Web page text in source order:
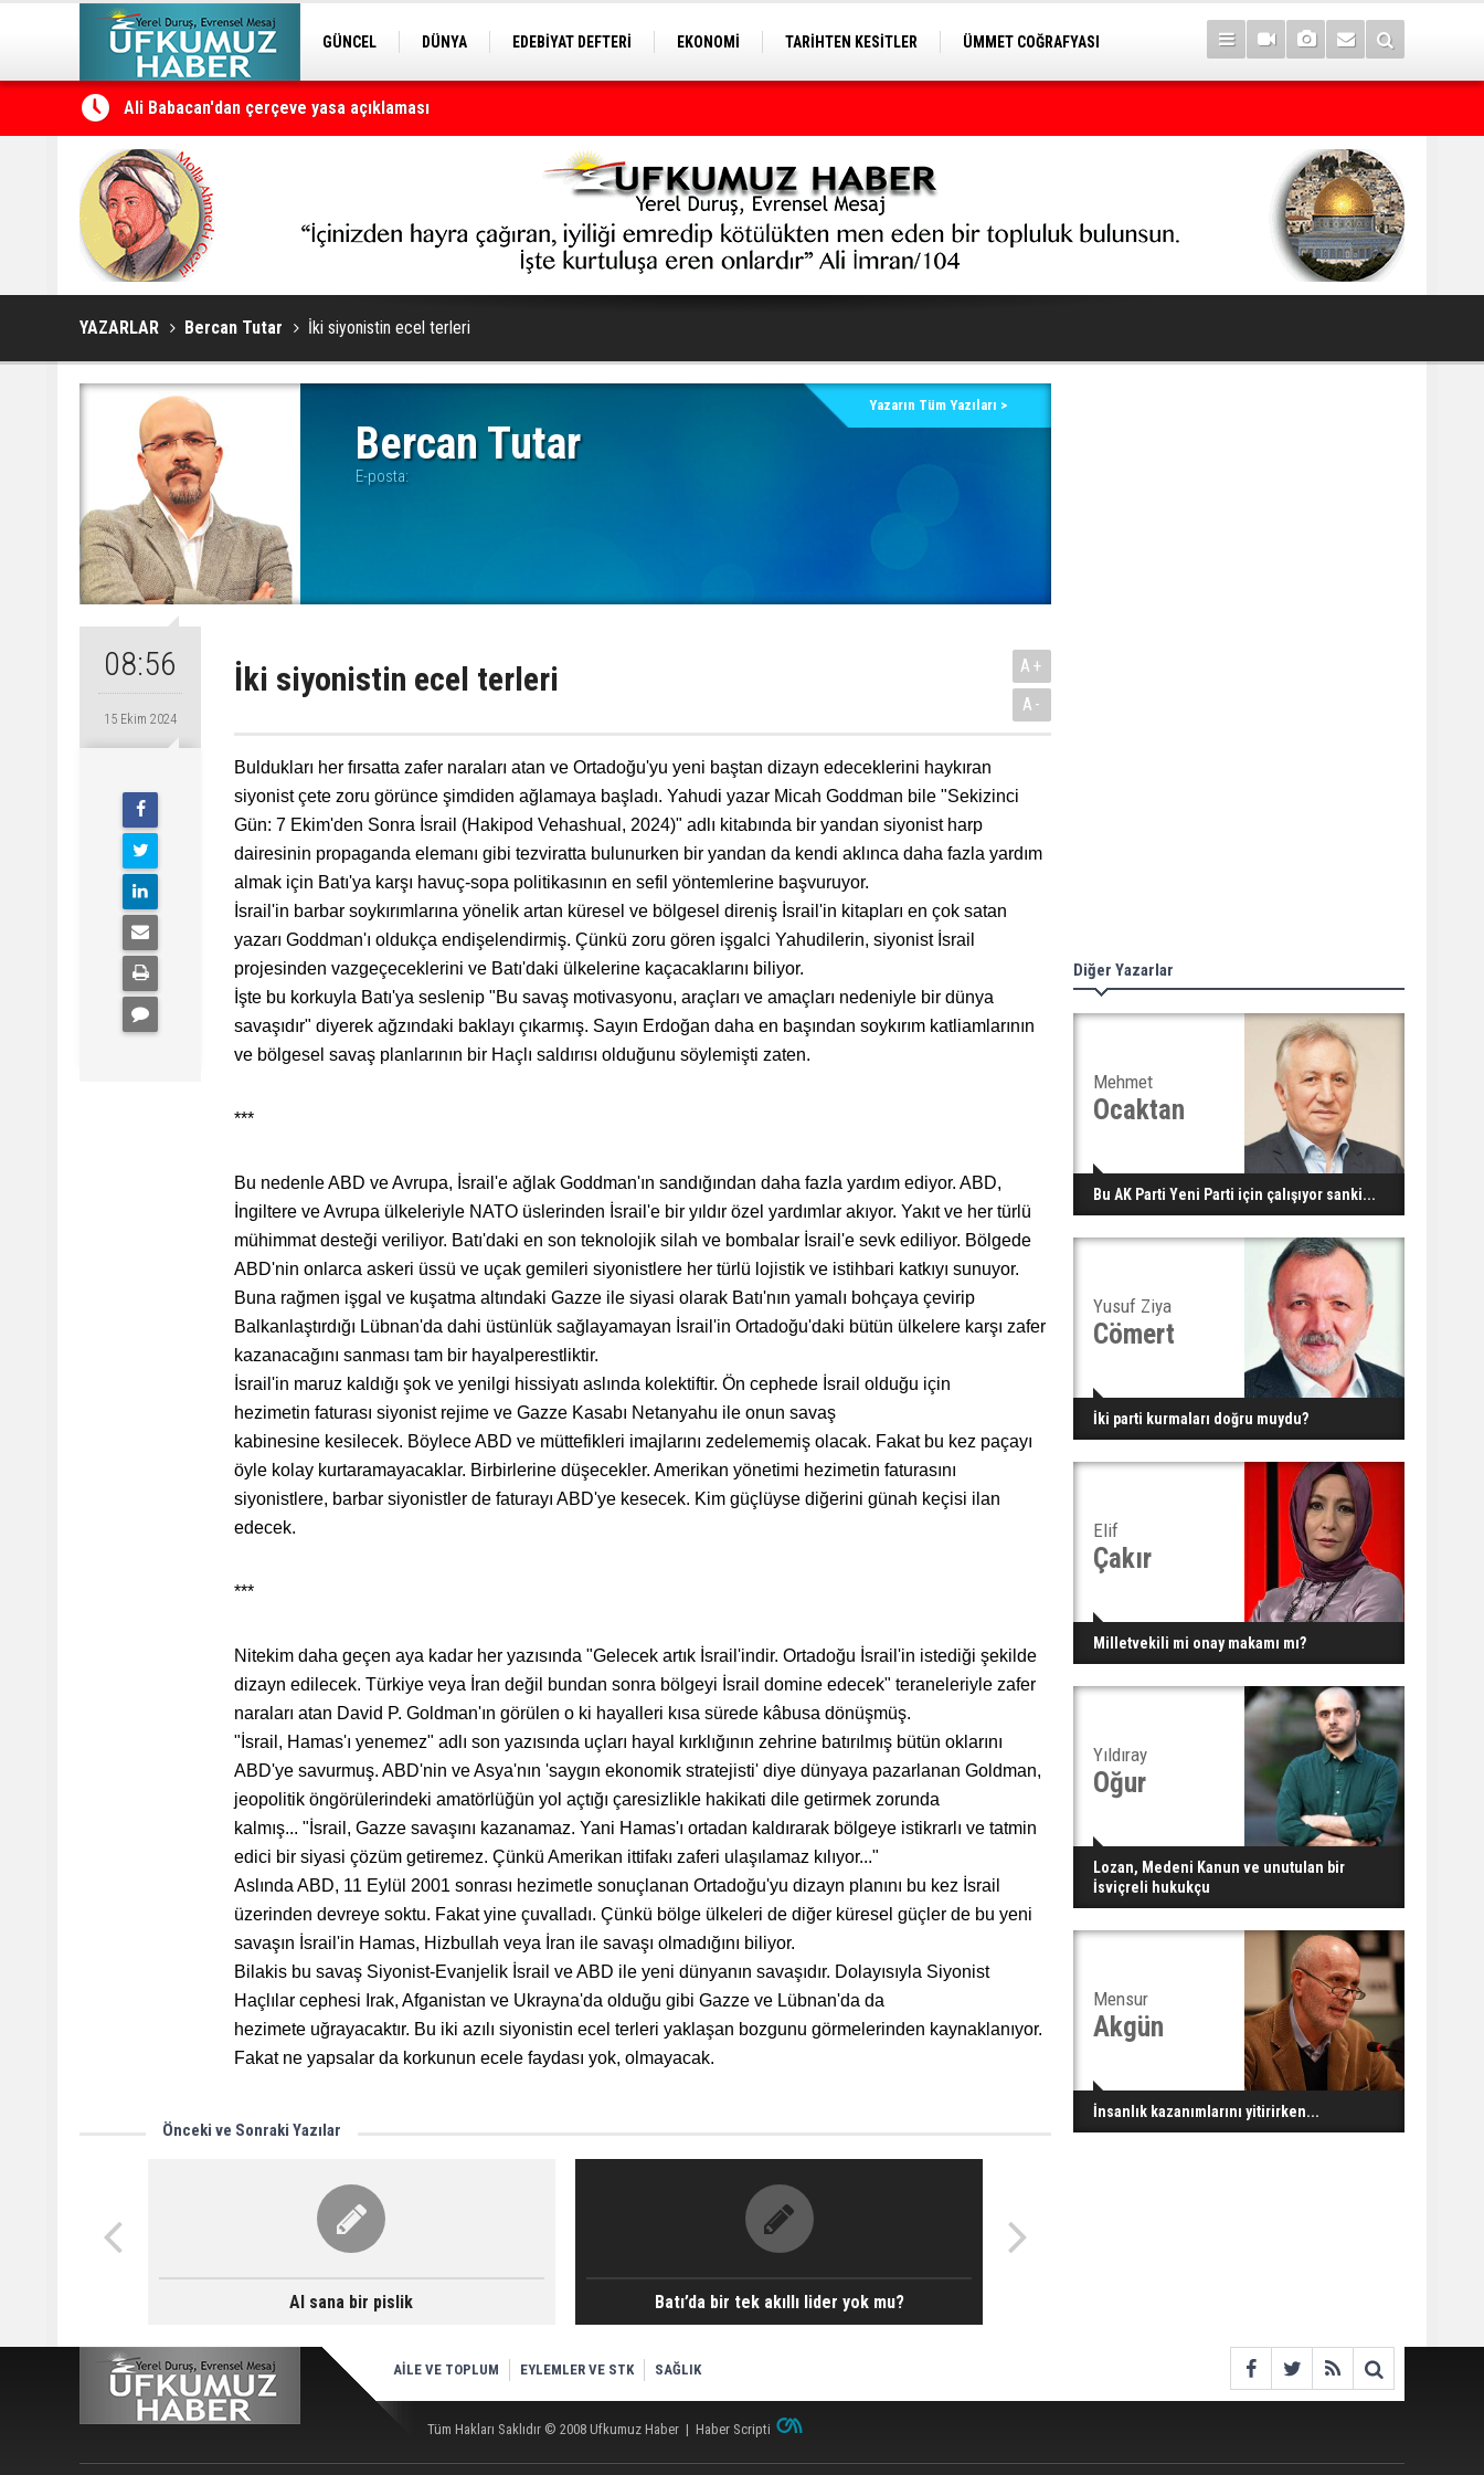
GÜNCEL DÜNYA EDEBİYAT DEFTERİ EKONOMİ TARİHTEN KESİTLER
ÜMMET COĞRAFYASI
Ali Babacan'dan çerçeve yasa açıklaması
YAZARLAR Bercan Tutar İki siyonistin ecel terleri
Bercan Tutar
E-posta:
Yazarın Tüm Yazıları >
08:56
15 Ekim 2024
İki siyonistin ecel terleri
A+
A-
Buldukları her fırsatta zafer naraları atan ve Ortadoğu'yu yeni baştan dizayn edeceklerini haykıran
siyonist çete zoru görünce şimdiden ağlamaya başladı. Yahudi yazar Micah Goddman bile "Sekizinci
Gün: 7 Ekim'den Sonra İsrail (Hakipod Vehashual, 2024)" adlı kitabında bir yandan siyonist harp
dairesinin propaganda elemanı gibi tezviratta bulunurken bir yandan da kendi aklınca daha fazla yardım
almak için Batı'ya karşı havuç-sopa politikasının en sefil yöntemlerine başvuruyor.
İsrail'in barbar soykırımlarına yönelik artan küresel ve bölgesel direniş İsrail'in kitapları en çok satan
yazarı Goddman'ı oldukça endişelendirmiş. Çünkü zoru gören işgalci Yahudilerin, siyonist İsrail
projesinden vazgeçeceklerini ve Batı'daki ülkelerine kaçacaklarını biliyor.
İşte bu korkuyla Batı'ya seslenip "Bu savaş motivasyonu, araçları ve amaçları nedeniyle bir dünya
savaşıdır" diyerek ağzındaki baklayı çıkarmış. Sayın Erdoğan daha en başından soykırım katliamlarının
ve bölgesel savaş planlarının bir Haçlı saldırısı olduğunu söylemişti zaten.
***
Bu nedenle ABD ve Avrupa, İsrail'e ağlak Goddman'ın sandığından daha fazla yardım ediyor. ABD,
İngiltere ve Avrupa ülkeleriyle NATO üslerinden İsrail'e bir yıldır özel yardımlar akıyor. Yakıt ve her türlü
mühimmat desteği veriliyor. Batı'daki en son teknolojik silah ve bombalar İsrail'e sevk ediliyor. Bölgede
ABD'nin onlarca askeri üssü ve uçak gemileri siyonistlere her türlü lojistik ve istihbari katkıyı sunuyor.
Buna rağmen işgal ve kuşatma altındaki Gazze ile siyasi olarak Batı'nın yamalı bohçaya çevirip
Balkanlaştırdığı Lübnan'da dahi üstünlük sağlayamayan İsrail'in Ortadoğu'daki bütün ülkelere karşı zafer
kazanacağını sanması tam bir hayalperestliktir.
İsrail'in maruz kaldığı şok ve yenilgi hissiyatı aslında kolektiftir. Ön cephede İsrail olduğu için
hezimetin faturası siyonist rejime ve Gazze Kasabı Netanyahu ile onun savaş
kabinesine kesilecek. Böylece ABD ve müttefikleri imajlarını zedelememiş olacak. Fakat bu kez paçayı
öyle kolay kurtaramayacaklar. Birbirlerine düşecekler. Amerikan yönetimi hezimetin faturasını
siyonistlere, barbar siyonistler de faturayı ABD'ye kesecek. Kim güçlüyse diğerini günah keçisi ilan
edecek.
***
Nitekim daha geçen aya kadar her yazısında "Gelecek artık İsrail'indir. Ortadoğu İsrail'in istediği şekilde
dizayn edilecek. Türkiye veya İran değil bundan sonra bölgeyi İsrail domine edecek" teraneleriyle zafer
naraları atan David P. Goldman'ın görülen o ki hayalleri kısa sürede kâbusa dönüşmüş.
"İsrail, Hamas'ı yenemez" adlı son yazısında uçları hayal kırklığının zehrine batırılmış bütün oklarını
ABD'ye savurmuş. ABD'nin ve Asya'nın 'saygın ekonomik stratejisti' diye dünyaya pazarlanan Goldman,
jeopolitik öngörülerindeki amatörlüğün yol açtığı çaresizlikle hakikati dile getirmek zorunda
kalmış... "İsrail, Gazze savaşını kazanamaz. Yani Hamas'ı ortadan kaldırarak bölgeye istikrarlı ve tatmin
edici bir siyasi çözüm getiremez. Çünkü Amerikan ittifakı zaferi ulaşılamaz kılıyor..."
Aslında ABD, 11 Eylül 2001 sonrası hezimetle sonuçlanan Ortadoğu'yu dizayn planını bu kez İsrail
üzerinden devreye soktu. Fakat yine çuvalladı. Çünkü bölge ülkeleri de diğer küresel güçler de bu yeni
savaşın İsrail'in Hamas, Hizbullah veya İran ile savaşı olmadığını biliyor.
Bilakis bu savaş Siyonist-Evanjelik İsrail ve ABD ile yeni dünyanın savaşıdır. Dolayısıyla Siyonist
Haçlılar cephesi Irak, Afganistan ve Ukrayna'da olduğu gibi Gazze ve Lübnan'da da
hezimete uğrayacaktır. Bu iki azılı siyonistin ecel terleri yaklaşan bozgunu görmelerinden kaynaklanıyor.
Fakat ne yapsalar da korkunun ecele faydası yok, olmayacak.
Önceki ve Sonraki Yazılar
Al sana bir pislik Batı’da bir tek akıllı lider yok mu?
Diğer Yazarlar
Mehmet
Ocaktan
Bu AK Parti Yeni Parti için çalışıyor sanki...
Yusuf Ziya
Cömert
İki parti kurmaları doğru muydu?
Elif
Çakır
Milletvekili mi onay makamı mı?
Yıldıray
Oğur
Lozan, Medeni Kanun ve unutulan bir
İsviçreli hukukçu
Mensur
Akgün
İnsanlık kazanımlarını yitirirken...
AİLE VE TOPLUM EYLEMLER VE STK SAĞLIK
Tüm Hakları Saklıdır © 2008 Ufkumuz Haber | Haber Scripti